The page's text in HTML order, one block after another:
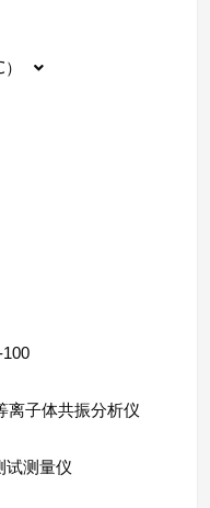
离子体共振分析仪
试测量仪